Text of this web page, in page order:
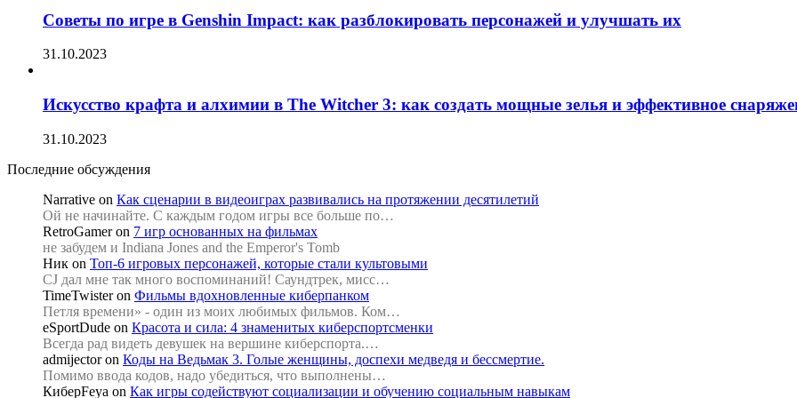
Советы по игре в Genshin Impact: как разблокировать персонажей и улучшать их
31.10.2023
Искусство крафта и алхимии в The Witcher 3: как создать мощные зелья и эффективное
31.10.2023
Последние обсуждения
Narrative on Как сценарии в видеоиграх развивались на протяжении десятилетий
Ой не начинайте. С каждым годом игры все больше по…
RetroGamer on 7 игр основанных на фильмах
не забудем и Indiana Jones and the Emperor's Tomb
Ник on Топ-6 игровых персонажей, которые стали культовыми
CJ дал мне так много воспоминаний! Саундтрек, мисс…
TimeTwister on Фильмы вдохновленные киберпанком
Петля времени» - один из моих любимых фильмов. Ком…
eSportDude on Красота и сила: 4 знаменитых киберспортсменки
Всегда рад видеть девушек на вершине киберспорта.…
admijector on Коды на Ведьмак 3. Голые женщины, доспехи медведя и бессмертие.
Помимо ввода кодов, надо убедиться, что выполнены…
КиберFeya on Как игры содействуют социализации и обучению социальным навыкам